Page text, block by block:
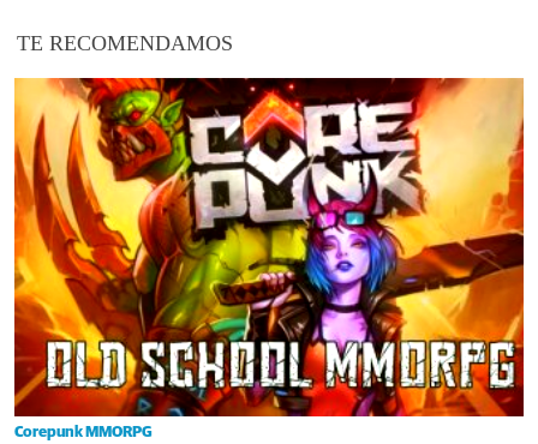
TE RECOMENDAMOS
Corepunk MMORPG